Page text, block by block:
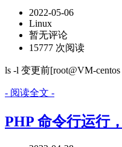
2022-05-06
Linux
暂无评论
15777 次阅读
ls -l 变更前[root@VM-centos
- 阅读全文 -
PHP 命令行运行